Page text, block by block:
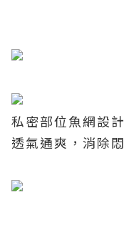
私密部位魚網設
透氣通爽，消除